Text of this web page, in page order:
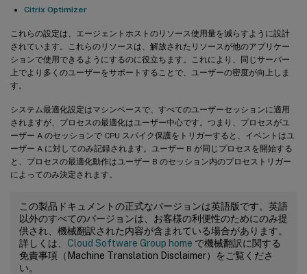
Citrix Optimizer
これらの設定は、エージェントホストのリソース使用量を減らすように設計
されています。これらのリソースは、解放されたリソースが他のアプリケー
ションで使用できるようにするのに役立ちます。これにより、同じサーバー
上でより多くのユーザーをサポートすることで、ユーザーの密度が向上しま
す。
システム最適化設定はマシンベースで、すべてのユーザーセッションに適用
されますが、プロセスの最適化はユーザー中心です。つまり、プロセスがユ
ーザー A のセッションで CPU スパイク保護をトリガーすると、イベントはユ
ーザー A に対してのみ記録されます。ユーザー B が同じプロセスを開始する
と、プロセスの最適化動作はユーザー B のセッション内のプロセストリガー
によってのみ決定されます。
この製品ドキュメントの正式なバージョンは英語版です。英語
以外のすべてのバージョンは、お客様の利便性のためにのみ提
供され、機械翻訳された内容が含まれている場合があります。
詳しくは、 Cloud Software Group home で機械翻訳に関する
免責事項（Machine Translation Disclaimer）をご覧くださ
い。